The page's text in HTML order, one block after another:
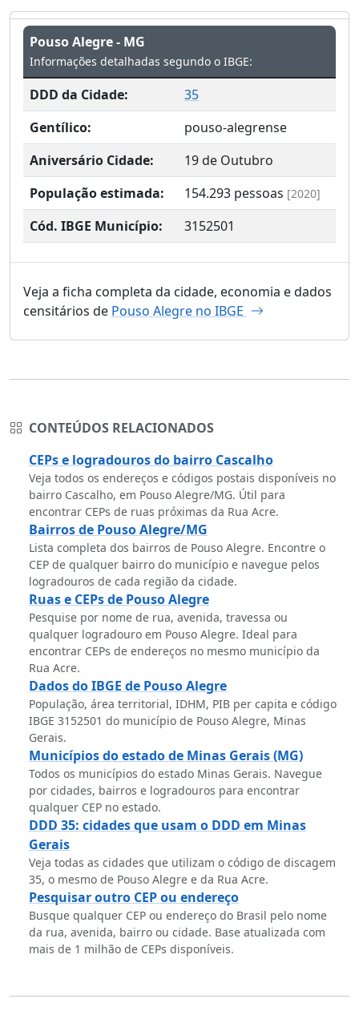
Pouso Alegre - MG
Informações detalhadas segundo o IBGE:
DDD da Cidade:
35
Gentílico:
pouso-alegrense
Aniversário Cidade:
19 de Outubro
População estimada:
154.293 pessoas [2020]
Cód. IBGE Município: 3152501
Veja a ficha completa da cidade, economia e dados
censitários de Pouso Alegre no IBGE
CONTEÚDOS RELACIONADOS
CEPs e logradouros do bairro Cascalho
Veja todos os endereços e códigos postais disponíveis no
bairro Cascalho, em Pouso Alegre/MG. Útil para
encontrar CEPs de ruas próximas da Rua Acre.
Bairros de Pouso Alegre/MG
Lista completa dos bairros de Pouso Alegre. Encontre o
CEP de qualquer bairro do município e navegue pelos
logradouros de cada região da cidade.
Ruas e CEPs de Pouso Alegre
Pesquise por nome de rua, avenida, travessa ou
qualquer logradouro em Pouso Alegre. Ideal para
encontrar CEPs de endereços no mesmo município da
Rua Acre.
Dados do IBGE de Pouso Alegre
População, área territorial, IDHM, PIB per capita e código
IBGE 3152501 do município de Pouso Alegre, Minas
Gerais.
Municípios do estado de Minas Gerais (MG)
Todos os municípios do estado Minas Gerais. Navegue
por cidades, bairros e logradouros para encontrar
qualquer CEP no estado.
DDD 35: cidades que usam o DDD em Minas
Gerais
Veja todas as cidades que utilizam o código de discagem
35, o mesmo de Pouso Alegre e da Rua Acre.
Pesquisar outro CEP ou endereço
Busque qualquer CEP ou endereço do Brasil pelo nome
da rua, avenida, bairro ou cidade. Base atualizada com
mais de 1 milhão de CEPs disponíveis.